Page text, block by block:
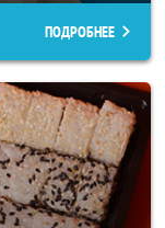
ПОДРОБНЕЕ